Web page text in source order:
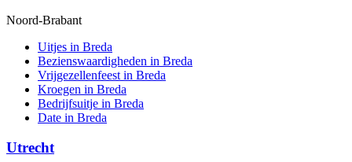
Noord-Brabant
Uitjes in Breda
Bezienswaardigheden in Breda
Vrijgezellenfeest in Breda
Kroegen in Breda
Bedrijfsuitje in Breda
Date in Breda
Utrecht